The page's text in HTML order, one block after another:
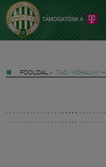
FŐOLDAL » TAG: KŐHALMI